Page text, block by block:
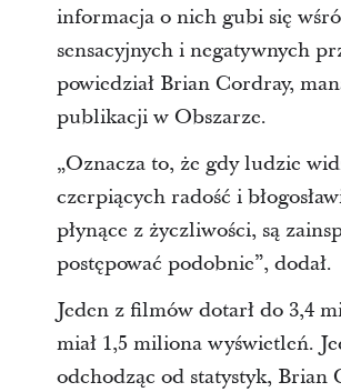
informacja o nich gubi się
sensacyjnych i negatywnych
powiedział Brian Cordray,
publikacji w Obszarze.
„Oznacza to, że gdy ludzie
czerpiących radość i
płynące z życzliwości, są
postępować podobnie”, dodał.
Jeden z filmów dotarł do 3,4
miał 1,5 miliona wyświetleń.
odchodząc od statystyk, Brian